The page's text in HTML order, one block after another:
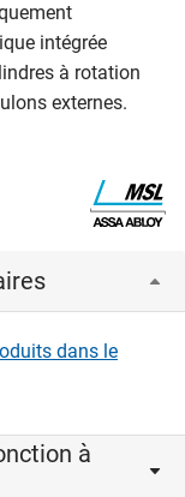
intégrée
à rotation
externes.
dans le
à